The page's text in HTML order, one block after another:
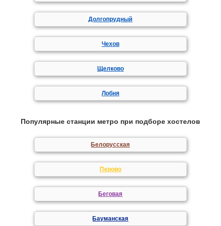
Долгопрудный
Чехов
Щелково
Лобня
Популярные станции метро при подборе хостелов
Белорусская
Перово
Беговая
Бауманская